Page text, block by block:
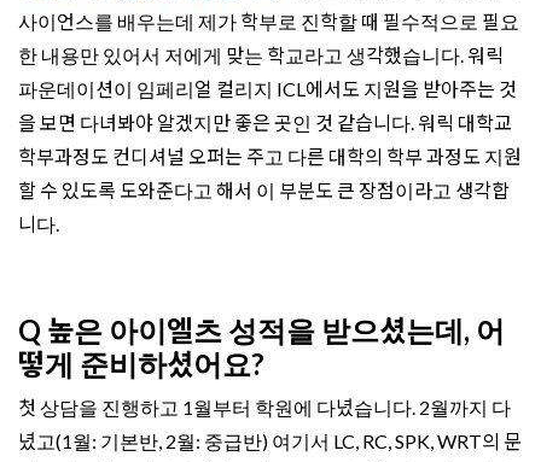
사이언스를 배우는데 제가 학부로 진학할 때 필수적으로 필요
한 내용만 있어서 저에게 맞는 학교라고 생각했습니다. 워릭
파운데이션이 임페리얼 컬리지 ICL에서도 지원을 받아주는 것
을 보면 다녀봐야 알겠지만 좋은 곳인 것 같습니다. 워릭 대학교
학부과정도 컨디셔널 오퍼는 주고 다른 대학의 학부 과정도 지원
할 수 있도록 도와준다고 해서 이 부분도 큰 장점이라고 생각합
니다.
Q 높은 아이엘츠 성적을 받으셨는데, 어
떻게 준비하셨어요?
첫 상담을 진행하고 1월부터 학원에 다녔습니다. 2월까지 다
녔고(1월: 기본반, 2월: 중급반) 여기서 LC, RC, SPK, WRT의 문